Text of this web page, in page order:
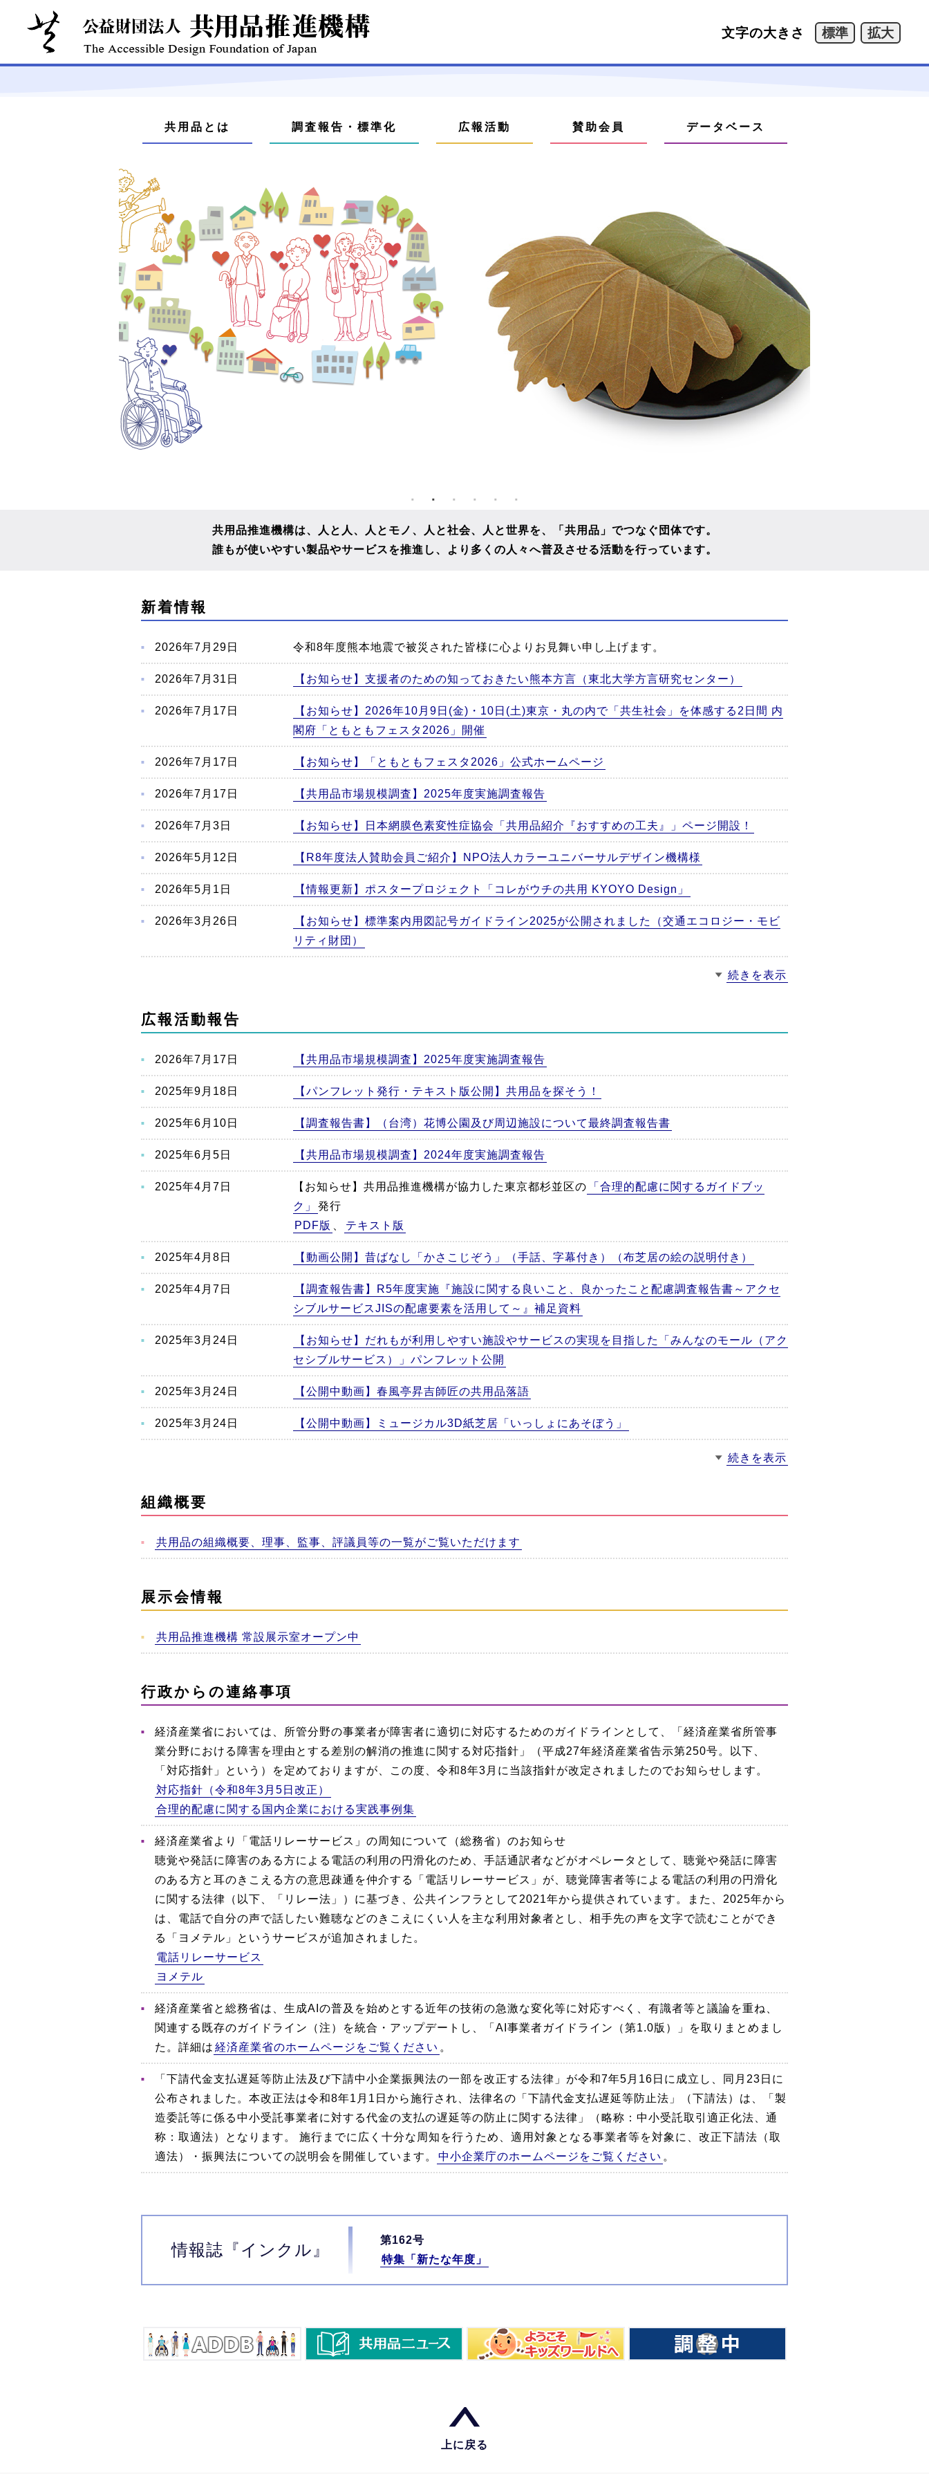
共用品とは 調査報告・標準化 広報活動 賛助会員 データベース
共用品推進機構は、人と人、人とモノ、人と社会、人と世界を、
「共用品」でつなぐ団体です。
誰もが使いやすい製品やサービスを推進し、
より多くの人々へ普及させる活動を行っています。
新着情報
2026年7月29日 令和8年度熊本地震で被災された皆様に心よりお見舞い申し上げます。
2026年7月31日 【お知らせ】支援者のための知っておきたい熊本方言（東北大学方言研究センター）
2026年7月17日
【お知らせ】2026年10月9日(金)・10日(土)東京・丸の内で「共生社会」を体感する2日間 内
閣府「ともともフェスタ2026」開催
2026年7月17日 【お知らせ】「ともともフェスタ2026」公式ホームページ
2026年7月17日 【共用品市場規模調査】2025年度実施調査報告
2026年7月3日 【お知らせ】日本網膜色素変性症協会「共用品紹介『おすすめの工夫』」ページ開設！
2026年5月12日 【R8年度法人賛助会員ご紹介】NPO法人カラーユニバーサルデザイン機構様
2026年5月1日 【情報更新】ポスタープロジェクト「コレがウチの共用 KYOYO Design」
2026年3月26日
【お知らせ】標準案内用図記号ガイドライン2025が公開されました（交通エコロジー・モビ
リティ財団）
続きを表示
広報活動報告
2026年7月17日 【共用品市場規模調査】2025年度実施調査報告
2025年9月18日 【パンフレット発行・テキスト版公開】共用品を探そう！
2025年6月10日 【調査報告書】（台湾）花博公園及び周辺施設について最終調査報告書
2025年6月5日 【共用品市場規模調査】2024年度実施調査報告
2025年4月7日 【お知らせ】共用品推進機構が協力した東京都杉並区の
「合理的配慮に関するガイドブッ
ク」
発行
PDF版
テキスト版
2025年4月8日 【動画公開】昔ばなし「かさこじぞう」（手話、字幕付き）（布芝居の絵の説明付き）
2025年4月7日
【調査報告書】R5年度実施『施設に関する良いこと、良かったこと配慮調査報告書～アクセ
シブルサービスJISの配慮要素を活用して～』補足資料
2025年3月24日
【お知らせ】だれもが利用しやすい施設やサービスの実現を目指した「みんなのモール（アク
セシブルサービス）」パンフレット公開
2025年3月24日 【公開中動画】春風亭昇吉師匠の共用品落語
2025年3月24日 【公開中動画】ミュージカル3D紙芝居「いっしょにあそぼう」
続きを表示
組織概要
共用品の組織概要、理事、監事、評議員等の一覧がご覧いただけます
展示会情報
共用品推進機構 常設展示室オープン中
行政からの連絡事項
経済産業省においては、所管分野の事業者が障害者に適切に対応するためのガイドラインとして、「経済産業省所管事
業分野における障害を理由とする差別の解消の推進に関する対応指針」（平成27年経済産業省告示第250号。以下、
「対応指針」という）を定めておりますが、この度、令和8年3月に当該指針が改定されましたのでお知らせします。
対応指針（令和8年3月5日改正）
合理的配慮に関する国内企業における実践事例集
経済産業省より「電話リレーサービス」の周知について（総務省）のお知らせ
聴覚や発話に障害のある方による電話の利用の円滑化のため、手話通訳者などがオペレータとして、聴覚や発話に障害
のある方と耳のきこえる方の意思疎通を仲介する「電話リレーサービス」が、聴覚障害者等による電話の利用の円滑化
に関する法律（以下、「リレー法」）に基づき、公共インフラとして2021年から提供されています。また、2025年から
は、電話で自分の声で話したい難聴などのきこえにくい人を主な利用対象者とし、相手先の声を文字で読むことができ
る「ヨメテル」というサービスが追加されました。
電話リレーサービス
ヨメテル
経済産業省と総務省は、生成AIの普及を始めとする近年の技術の急激な変化等に対応すべく、有識者等と議論を重ね、
関連する既存のガイドライン（注）を統合・アップデートし、「AI事業者ガイドライン（第1.0版）」を取りまとめまし
た。詳細は 経済産業省のホームページをご覧ください 。
「下請代金支払遅延等防止法及び下請中小企業振興法の一部を改正する法律」が令和7年5月16日に成立し、同月23日に
公布されました。本改正法は令和8年1月1日から施行され、法律名の「下請代金支払遅延等防止法」（下請法）は、「製
造委託等に係る中小受託事業者に対する代金の支払の遅延等の防止に関する法律」（略称：中小受託取引適正化法、通
称：取適法）となります。 施行までに広く十分な周知を行うため、適用対象となる事業者等を対象に、改正下請法（取
適法）・振興法についての説明会を開催しています。
中小企業庁のホームページをご覧ください 。
情報誌 『インクル』
第162号
特集「新たな年度」
上に戻る
文字の大きさ